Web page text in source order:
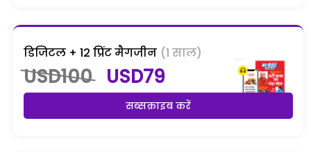
डिजिटल + 12 प्रिंट मैगजीन (1 साल)
USD100 USD79
सब्सक्राइब करें